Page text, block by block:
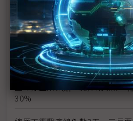
三星總罷工危機 南韓勞動部長
勞資談判破局 三星工會5月21
獎金釀罷工前夕 三星1Q26薪
新高
三星罷工未開始、減產成現實
30%